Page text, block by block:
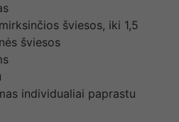
šviesos, iki 1,5
šviesos
individualiai paprastu